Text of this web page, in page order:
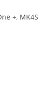
+, MK4S